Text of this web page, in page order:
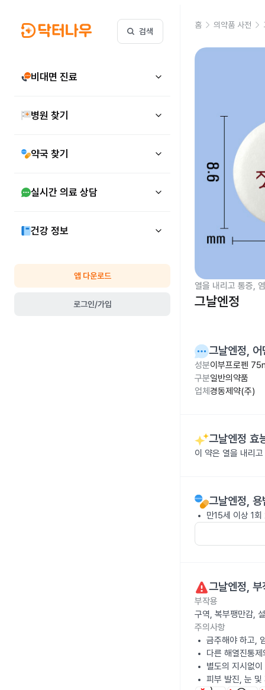
검색
비대면 진료
병원 찾기
약국 찾기
실시간 의료 상담
건강 정보
앱 다운로드
로그인/가입
홈 의약품 사전
열을 내리고 통증,
그날엔정
그날엔정, 어
성분이부프로펜
구분일반의약품
업체 경동제약(주)
그날엔정 효
이 약은 열을 내리
그날엔정, 용
만15세 이상 1
그날엔정, 부
부작용
구역, 복부팽만감,
주의사항
금주해야 하고,
다른 해열진통
별도의 지시없
피부 발진, 눈 및